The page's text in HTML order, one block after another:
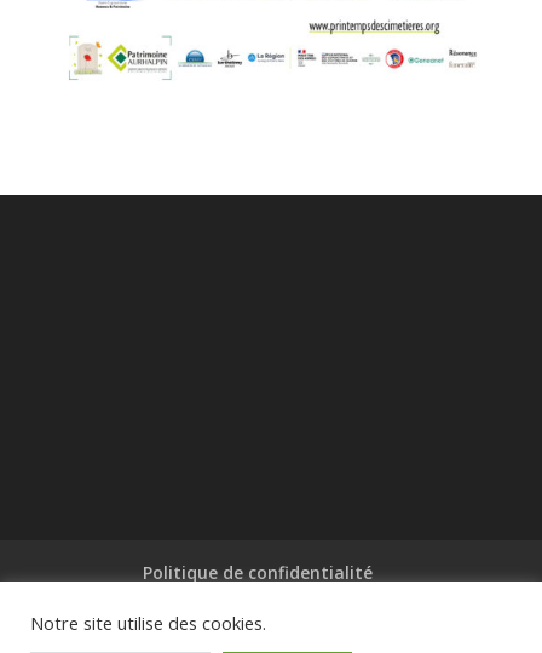
Politique de confidentialité
© Association Saint-Cyr-sur-Loire Hommes &
Notre site utilise des cookies.